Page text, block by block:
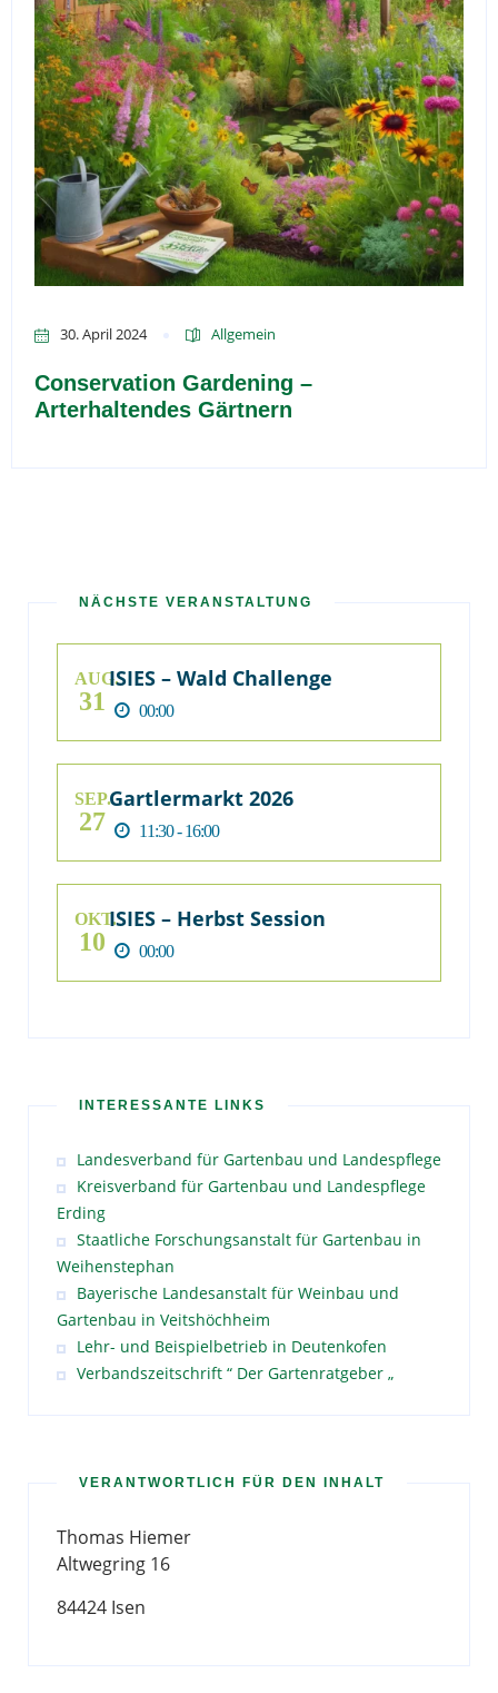
30. April 2024 Allgemein
Conservation Gardening –
Arterhaltendes Gärtnern
NÄCHSTE VERANSTALTUNG
AUG.
31
ISIES – Wald Challenge
00:00
SEP.
27
Gartlermarkt 2026
11:30 - 16:00
OKT.
10
ISIES – Herbst Session
00:00
INTERESSANTE LINKS
Landesverband für Gartenbau und Landespflege
Kreisverband für Gartenbau und Landespflege
Erding
Staatliche Forschungsanstalt für Gartenbau in
Weihenstephan
Bayerische Landesanstalt für Weinbau und
Gartenbau in Veitshöchheim
Lehr- und Beispielbetrieb in Deutenkofen
Verbandszeitschrift “ Der Gartenratgeber „
VERANTWORTLICH FÜR DEN INHALT
Thomas Hiemer
Altwegring 16
84424 Isen